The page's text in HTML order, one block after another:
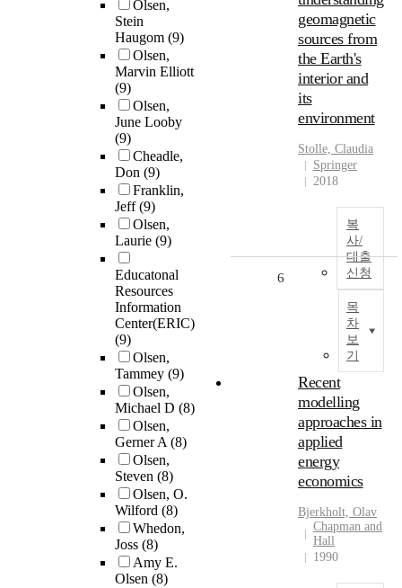
Olsen,
Stein
Haugom (9)
Olsen,
Marvin Elliott
(9)
Olsen,
June Looby
(9)
Cheadle,
Don (9)
Franklin,
Jeff(9)
Olsen,
Laurie (9)
Educatonal
Resources
Information
Center(ERIC)
(9)
Olsen,
Tammey (9)
Olsen,
Michael D (8)
Olsen,
Gerner A(8)
Olsen,
Steven (8)
Olsen, O.
Wilford (8)
Whedon,
Joss (8)
Amy E.
Olsen (8)
geomagnetic
sources from
the Earth's
interior and
its
environment
Stolle, Claudia
Springer
2018
복
사/
대출
신청
목
차
보
기
6
Recent
modelling
approaches in
applied
energy
economics
Bjerkholt, Olav
Chapman and
Hall
1990